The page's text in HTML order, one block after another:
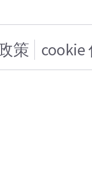
策 cookie